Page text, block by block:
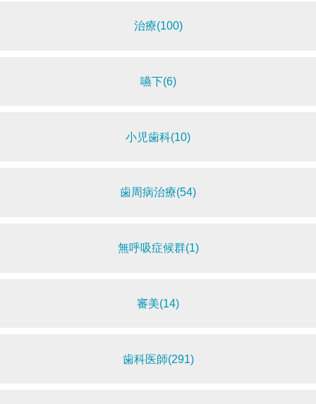
治療(100)
嚥下(6)
小児歯科(10)
歯周病治療(54)
無呼吸症候群(1)
審美(14)
歯科医師(291)